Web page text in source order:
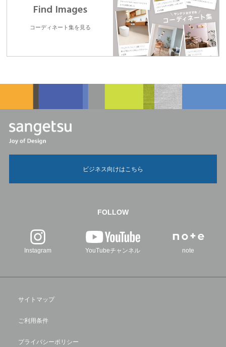
Find Images
コーディネート集を見る
ビジネス向けはこちら
FOLLOW
Instagram YouTubeチャンネル note
サイトマップ
ご利用条件
プライバシーポリシー